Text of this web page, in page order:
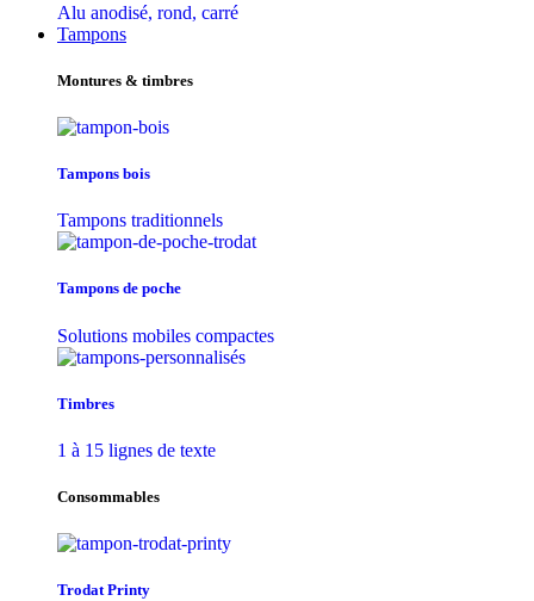
Alu anodisé, rond, carré
Tampons
Montures & timbres
Tampons bois
Tampons traditionnels
Tampons de poche
Solutions mobiles compactes
Timbres
1 à 15 lignes de texte
Consommables
Trodat Printy